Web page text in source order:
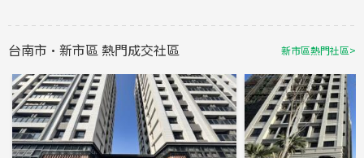
台南市 · 新市區 熱門成交社區 新市區熱門社區>